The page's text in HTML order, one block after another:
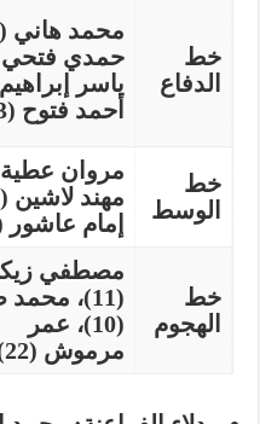
خط
الدفاع
أحمد فتوح (13)
خط
الوسط
إمام عاشور
خط
الهجوم
مصطفي
(11)،
(10)، عمر
مرموش (22)